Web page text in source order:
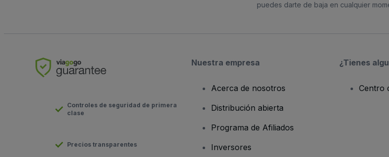
puedes darte de baja en cualquier
Controles de seguridad de primera
clase
Precios transparentes
Nuestra empresa
Acerca de nosotros
Distribución abierta
Programa de Afiliados
Inversores
¿Tienes
Centro